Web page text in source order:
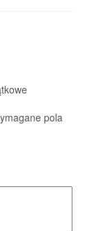
pola